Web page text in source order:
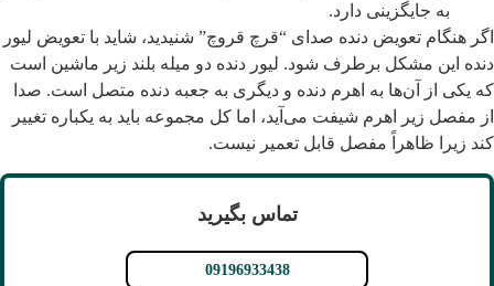
به جایگزینی دارد.
هنگام تعویض دنده صدای “قرچ قروچ” شنیدید، شاید با تعویض لیور
این مشکل برطرف شود. لیور دنده دو میله بلند زیر ماشین است
یکی از آن‌ها به اهرم دنده و دیگری به جعبه دنده متصل است. صدا
مفصل زیر اهرم شیفت می‌آید، اما کل مجموعه باید به یکباره تغییر
زیرا ظاهراً مفصل قابل تعمیر نیست.
تماس بگیرید
09196933438